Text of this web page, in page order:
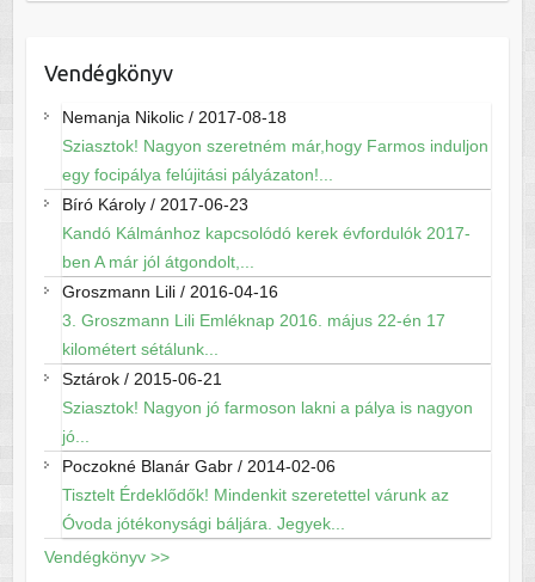
Vendégkönyv
Nemanja Nikolic/ 2017-08-18
Sziasztok! Nagyon szeretném már,hogy Farmos induljon
egy focipálya felújitási pályázaton!...
Bíró Károly/ 2017-06-23
Kandó Kálmánhoz kapcsolódó kerek évfordulók 2017-
ben A már jól átgondolt,...
Groszmann Lili/ 2016-04-16
3. Groszmann Lili Emléknap 2016. május 22-én 17
kilométert sétálunk...
Sztárok/ 2015-06-21
Sziasztok! Nagyon jó farmoson lakni a pálya is nagyon
jó...
Poczokné Blanár Gabr/ 2014-02-06
Tisztelt Érdeklődők! Mindenkit szeretettel várunk az
Óvoda jótékonysági báljára. Jegyek...
Vendégkönyv >>